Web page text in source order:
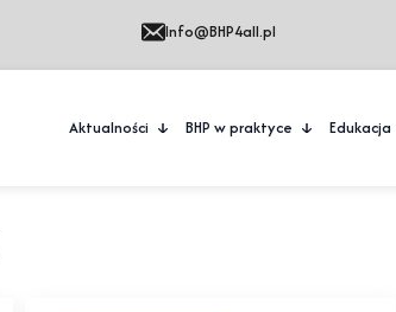
Info@BHP4all.pl
Aktualności BHP w praktyce Edukacja